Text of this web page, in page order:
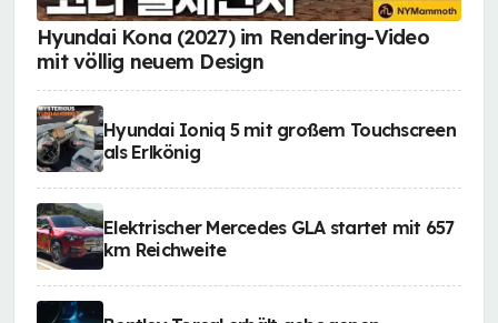
Hyundai Kona (2027) im Rendering-Video
mit völlig neuem Design
Hyundai Ioniq 5 mit großem Touchscreen
als Erlkönig
Elektrischer Mercedes GLA startet mit 657
km Reichweite